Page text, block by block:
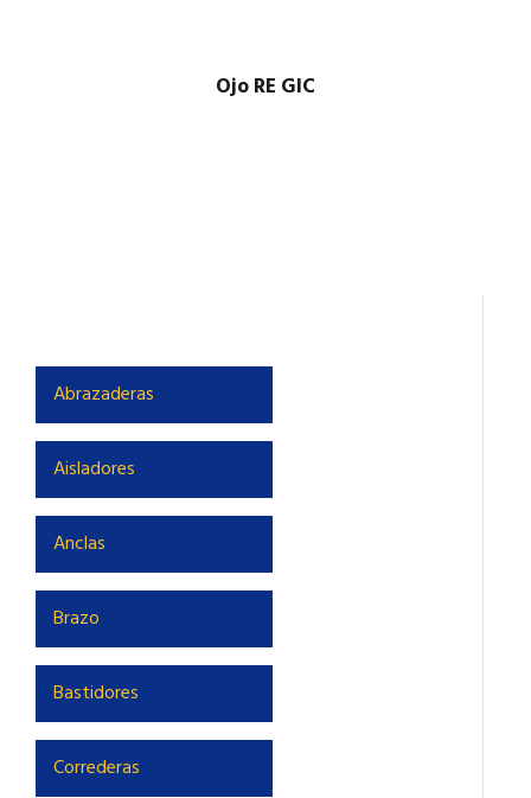
Ojo RE GIC
Abrazaderas
Aisladores
Anclas
Brazo
Bastidores
Correderas